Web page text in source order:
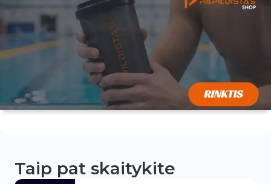
Taip pat skaitykite